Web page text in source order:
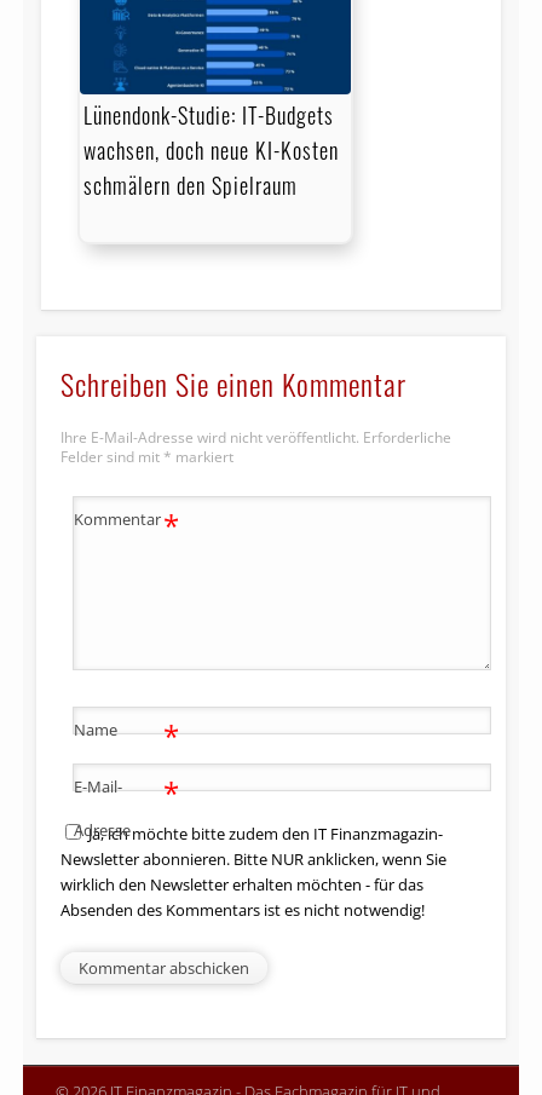
Lünendonk-Studie: IT-Budgets
wachsen, doch neue KI-Kosten
schmälern den Spielraum
Schreiben Sie einen Kommentar
Ihre E-Mail-Adresse wird nicht veröffentlicht. Erforderliche
Felder sind mit * markiert
Kommentar*
Name *
E-Mail-
Adresse
*
Ja, ich möchte bitte zudem den IT Finanzmagazin-
Newsletter abonnieren. Bitte NUR anklicken, wenn Sie
wirklich den Newsletter erhalten möchten - für das
Absenden des Kommentars ist es nicht notwendig!